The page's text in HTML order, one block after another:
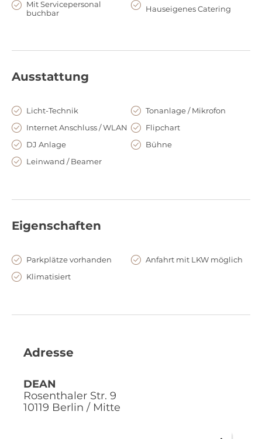
Erstellung einer individuellen Cocktailkarte für Ihr Event
Mit Servicepersonal
buchbar
Hauseigenes Catering
Ausstattung
Licht-Technik
Tonanlage / Mikrofon
Internet Anschluss / WLAN
Flipchart
DJ Anlage
Bühne
Leinwand / Beamer
Eigenschaften
Parkplätze vorhanden
Anfahrt mit LKW möglich
Klimatisiert
Adresse
DEAN
Rosenthaler Str. 9
10119 Berlin / Mitte